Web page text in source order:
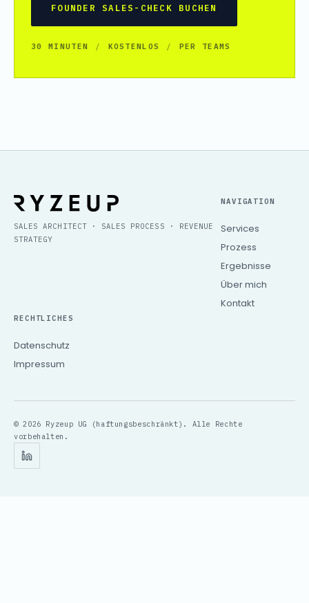
FOUNDER SALES-CHECK BUCHEN
30 MINUTEN / KOSTENLOS / PER TEAMS
SALES ARCHITECT · SALES PROCESS · REVENUE
STRATEGY
NAVIGATION
Services
Prozess
Ergebnisse
Über mich
Kontakt
RECHTLICHES
Datenschutz
Impressum
© 2026 Ryzeup UG (haftungsbeschränkt). Alle Rechte
vorbehalten.